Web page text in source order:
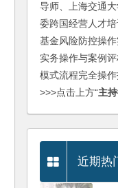
导师、上海交通
委跨国经营人才
基金风险防控操
实务操作与案例
模式流程完全操
>>>点击上方“主
近期热